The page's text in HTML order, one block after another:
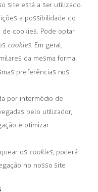
site está a ser utilizado.
a possibilidade do
cookies. Pode optar
cookies. Em geral,
da mesma forma
preferências nos
por intermédio de
pelo utilizador,
e otimizar
os cookies, poderá
no nosso site